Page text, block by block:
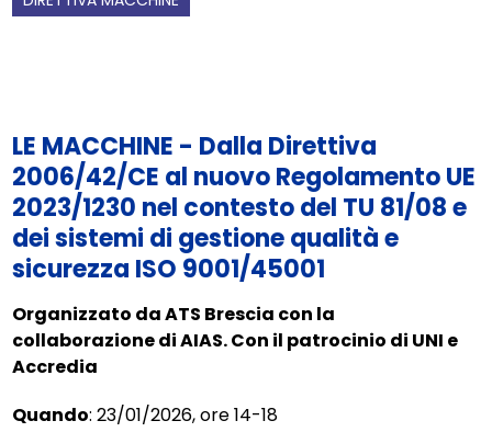
LE MACCHINE - Dalla Direttiva
2006/42/CE al nuovo Regolamento UE
2023/1230 nel contesto del TU 81/08 e
dei sistemi di gestione qualità e
sicurezza ISO 9001/45001
Organizzato da ATS Brescia con la
collaborazione di AIAS. Con il patrocinio di UNI e
Accredia
Quando: 23/01/2026, ore 14-18